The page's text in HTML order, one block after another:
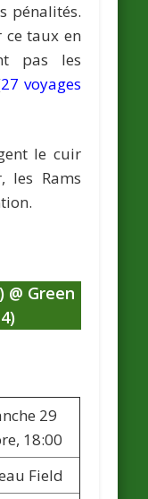
pénalités.
taux en
pas les
27 voyages
le cuir
les Rams
@ Green
29
18:00
Field